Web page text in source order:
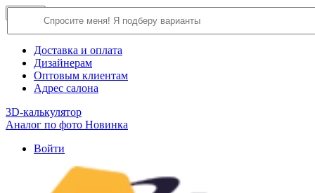
О компании
Доставка и оплата
Дизайнерам
Оптовым клиентам
Адрес салона
3D-калькулятор
Аналог по фото Новинка
Войти